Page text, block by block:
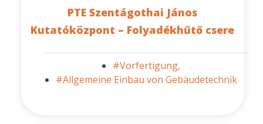
PTE Szentágothai János
Kutatóközpont – Folyadékhűtő csere
#Vorfertigung,
#Allgemeine Einbau von Gebäudetechnik